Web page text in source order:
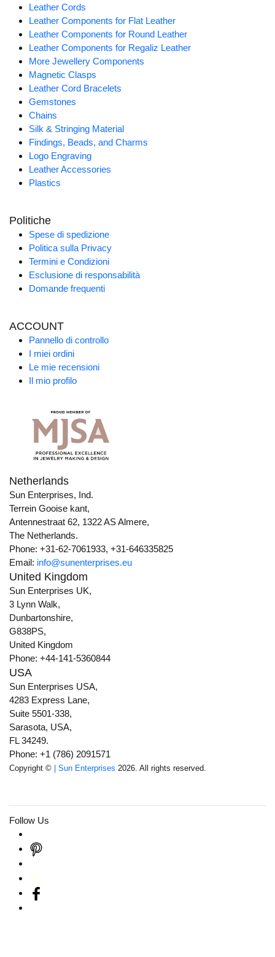
Leather Cords
Leather Components for Flat Leather
Leather Components for Round Leather
Leather Components for Regaliz Leather
More Jewellery Components
Magnetic Clasps
Leather Cord Bracelets
Gemstones
Chains
Silk & Stringing Material
Findings, Beads, and Charms
Logo Engraving
Leather Accessories
Plastics
Politiche
Spese di spedizione
Politica sulla Privacy
Termini e Condizioni
Esclusione di responsabilità
Domande frequenti
ACCOUNT
Pannello di controllo
I miei ordini
Le mie recensioni
Il mio profilo
Netherlands
Sun Enterprises, Ind.
Terrein Gooise kant,
Antennestraat 62, 1322 AS Almere,
The Netherlands.
Phone: +31-62-7061933, +31-646335825
Email: info@sunenterprises.eu
United Kingdom
Sun Enterprises UK,
3 Lynn Walk,
Dunbartonshire,
G838PS,
United Kingdom
Phone: +44-141-5360844
USA
Sun Enterprises USA,
4283 Express Lane,
Suite 5501-338,
Sarasota, USA,
FL 34249.
Phone: +1 (786) 2091571
Copyright © | Sun Enterprises 2026. All rights reserved.
Follow Us